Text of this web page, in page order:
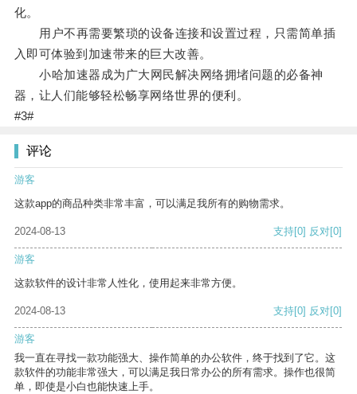
化。
用户不再需要繁琐的设备连接和设置过程，只需简单插
入即可体验到加速带来的巨大改善。
小哈加速器成为广大网民解决网络拥堵问题的必备神
器，让人们能够轻松畅享网络世界的便利。
#3#
评论
游客
这款app的商品种类非常丰富，可以满足我所有的购物需求。
2024-08-13 支持[0] 反对[0]
游客
这款软件的设计非常人性化，使用起来非常方便。
2024-08-13 支持[0] 反对[0]
游客
我一直在寻找一款功能强大、操作简单的办公软件，终于找到了它。这
款软件的功能非常强大，可以满足我日常办公的所有需求。操作也很简
单，即使是小白也能快速上手。